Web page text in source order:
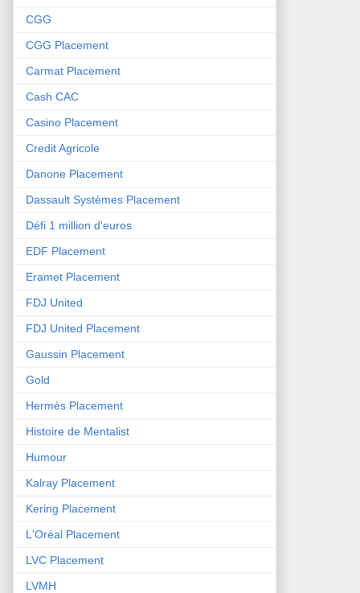
CGG
CGG Placement
Carmat Placement
Cash CAC
Casino Placement
Credit Agricole
Danone Placement
Dassault Systèmes Placement
Défi 1 million d'euros
EDF Placement
Eramet Placement
FDJ United
FDJ United Placement
Gaussin Placement
Gold
Hermès Placement
Histoire de Mentalist
Humour
Kalray Placement
Kering Placement
L'Oréal Placement
LVC Placement
LVMH